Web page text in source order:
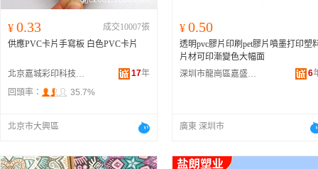
¥ 0.33
成交10007張
供應PVC卡片手寫板 白色PVC卡片
北京嘉城彩印科技有限公司 17年
回頭率：
35.7%
北京市大興區
¥ 0.50
透明pvc膠片印刷pet膠片噴墨打印塑
片材可印漸變色大幅面
深圳市龍崗區嘉盛圖彩印加工廠
6
廣東 深圳市